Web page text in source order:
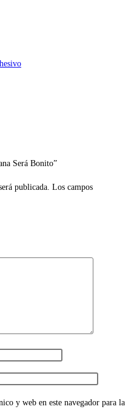
Será Bonito”
publicada. Los campos
y web en este navegador para la